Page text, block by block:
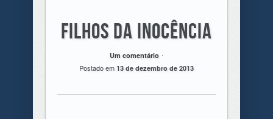
Filhos da inocência
Um comentário .
Postado em 13 de dezembro de 2013